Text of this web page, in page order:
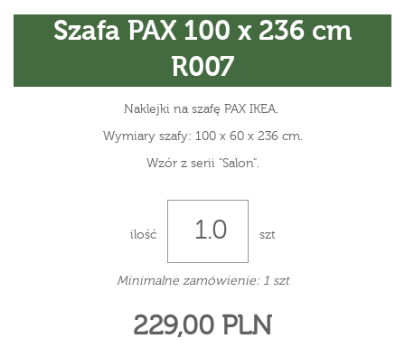
Szafa PAX 100 x 236 cm
R007
Naklejki na szafę PAX IKEA.
Wymiary szafy: 100 x 60 x 236 cm.
Wzór z serii "Salon".
ilość szt
Minimalne zamówienie: 1 szt
229,00 PLN